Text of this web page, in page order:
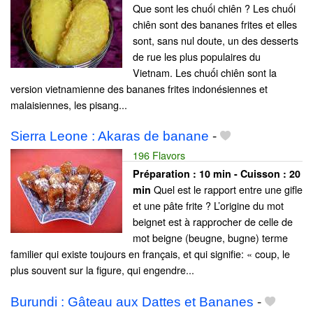
Que sont les chuối chiên ? Les chuối
chiên sont des bananes frites et elles
sont, sans nul doute, un des desserts
de rue les plus populaires du
Vietnam. Les chuối chiên sont la
version vietnamienne des bananes frites indonésiennes et
malaisiennes, les pisang...
Sierra Leone : Akaras de banane -
196 Flavors
Préparation : 10 min - Cuisson : 20
min Quel est le rapport entre une gifle
et une pâte frite ? L’origine du mot
beignet est à rapprocher de celle de
mot beigne (beugne, bugne) terme
familier qui existe toujours en français, et qui signifie: « coup, le
plus souvent sur la figure, qui engendre...
Burundi : Gâteau aux Dattes et Bananes -